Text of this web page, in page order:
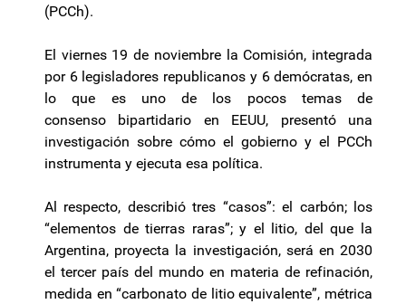
(PCCh).
El viernes 19 de noviembre la Comisión, integrada
por 6 legisladores republicanos y 6 demócratas, en
lo que es uno de los pocos temas de
consenso bipartidario en EEUU, presentó una
investigación sobre cómo el gobierno y el PCCh
instrumenta y ejecuta esa política.
Al respecto, describió tres “casos”: el carbón; los
“elementos de tierras raras”; y el litio, del que la
Argentina, proyecta la investigación, será en 2030
el tercer país del mundo en materia de refinación,
medida en “carbonato de litio equivalente”, métrica